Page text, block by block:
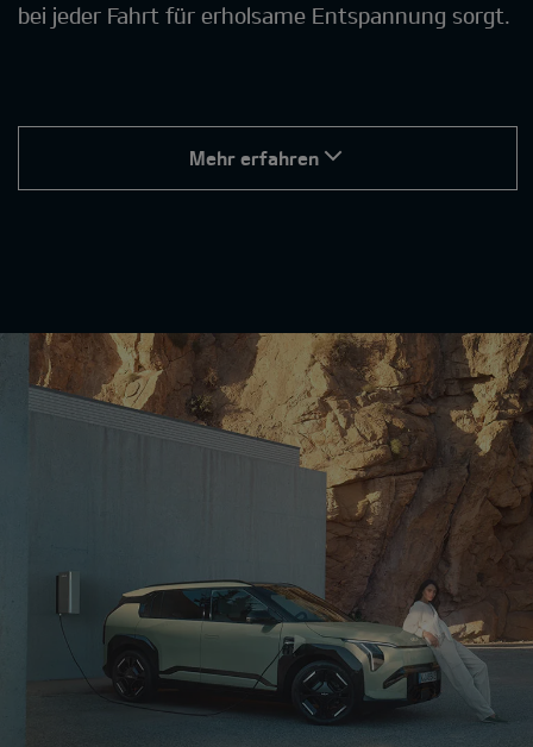
bei jeder Fahrt für erholsame Entspannung sorgt.
Mehr erfahren